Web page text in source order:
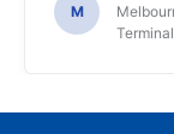
M
Terminal